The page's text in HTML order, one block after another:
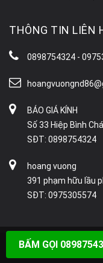
THÔNG TIN LIÊN
0898754324 -
BÁO GIÁ KÍNH
Số 33 Hiệp Bình
SĐT: 0898754324
hoang vuong
391 phạm hữu lầu
SĐT: 0975305574
Copyright © 2026
BẤM GỌI